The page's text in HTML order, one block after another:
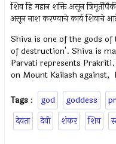
शिव हि महान शक्ति असून
असून नाश करण्याचे कार्य शिवाचे
Shiva is one of the gods
of destruction'. Shiva is
Parvati represents
on Mount Kailash against,
Tags : god goddess
देवता
देवी शंकर शिव